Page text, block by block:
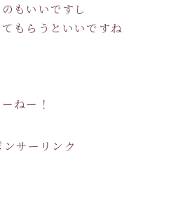
もいいですし
もらうといいですね
ねー！
ンサーリンク